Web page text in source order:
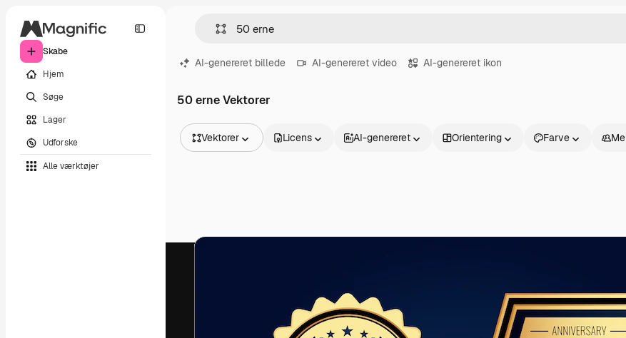
Skabe
Hjem
Søge
Lager
Udforske
Alle værktøjer
AI-genereret billede AI-genereret video AI-genereret ikon
50 erne Vektorer
Vektorer
Videoer
Licens AI-genereret Orientering Farve
Den kreative platform til at skabe dit bedste
Produkter
Kom
gang